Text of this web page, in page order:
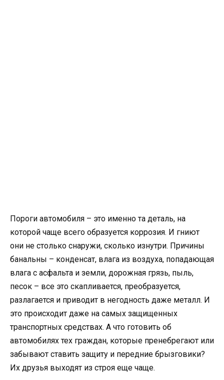
Пороги автомобиля – это именно та деталь, на
которой чаще всего образуется коррозия. И гниют
они не столько снаружи, сколько изнутри. Причины
банальны – конденсат, влага из воздуха, попадающая
влага с асфальта и земли, дорожная грязь, пыль,
песок – все это скапливается, преобразуется,
разлагается и приводит в негодность даже металл. И
это происходит даже на самых защищенных
транспортных средствах. А что готовить об
автомобилях тех граждан, которые пренебрегают или
забывают ставить защиту и передние брызговики?
Их друзья выходят из строя еще чаще.